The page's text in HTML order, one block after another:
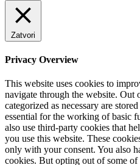
Zatvori
Privacy Overview
This website uses cookies to
navigate through the website. Out
categorized as necessary are
essential for the working of basic
also use third-party cookies that
you use this website. These
only with your consent. You also
cookies. But opting out of some